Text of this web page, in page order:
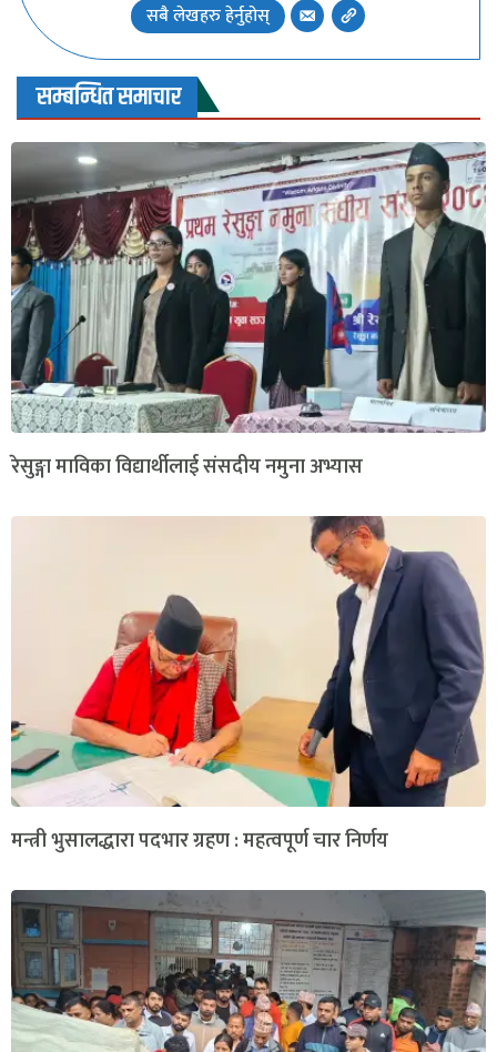
सबै लेखहरु हेर्नुहोस्
सम्बन्धित समाचार
रेसुङ्गा माविका विद्यार्थीलाई संसदीय नमुना अभ्यास
मन्त्री भुसालद्धारा पदभार ग्रहण : महत्वपूर्ण चार निर्णय